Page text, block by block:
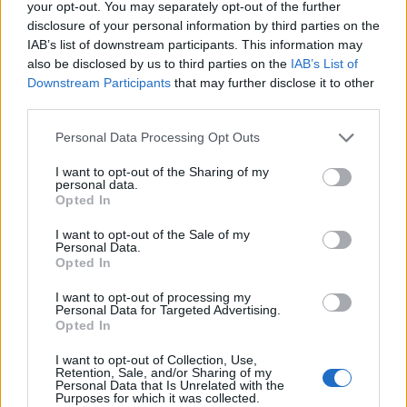
your opt-out. You may separately opt-out of the further
disclosure of your personal information by third parties on the
IAB’s list of downstream participants. This information may
also be disclosed by us to third parties on the IAB’s List of
Downstream Participants that may further disclose it to other
Personal Data Processing Opt Outs
I want to opt-out of the Sharing of my
personal data.
Opted In
I want to opt-out of the Sale of my
Personal Data.
Opted In
I want to opt-out of processing my
Personal Data for Targeted Advertising.
Opted In
I want to opt-out of Collection, Use,
Retention, Sale, and/or Sharing of my
Personal Data that Is Unrelated with the
Purposes for which it was collected.
inkompetens CM aki azt sem tudja milyen játékot játszik miféle
karival amit úgy raktak neki össze 500%os statokkal...ő akar észt
osztani hogy nem nyúltak bele..
StSanya
Forum Baron
kritizál az egyből támadásnak minősül vagy egyből törlik is az
ezt demokratikus körökben? áááh...
miért nem lehet elfogadni ha vmit jelentünk hogy hibás? legalább
mióta..
dragan eventen is te jó isten(bocsáss meg uram hogy a nevedet
lehetett amfikulcsot szedni meg piros gyöngyöt.. de csak tagad itt
mindenki mintha az élete múlna rajta... pedig mégis mit ártana ha
igazat mondanának? azért pár ezer játékos visszajelzése hogy
95%al visszavették a droppot elég meggyőző érv.. nem az
karival amit úgy raktak neki össze 500%os statokkal...ő akar észt
osztani hogy nem nyúltak bele..
Click to expand...
Butaságokat írsz. Ha visszaolvasol itt vagy máshol (most a
keresztül szinte csak kritika.Mivel nincs kitörölve.Ami ki
van törölve az a nem megfelelő tartalom, hangnem stb. a
szabályoknak megfelelően, mivel ez
Az, hogy te nem látod át, mi a cenzúra (amire tévesen
célozgatsz) és egy moderált, magántulajdonban lévő fórum